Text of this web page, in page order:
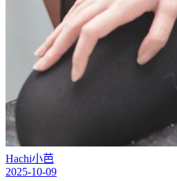
Hachi小芭
2025-10-09